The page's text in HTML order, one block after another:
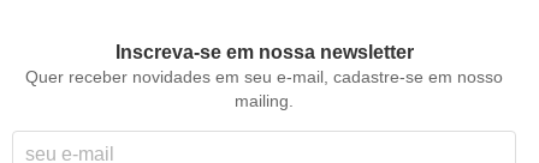
Inscreva-se em nossa newsletter
Quer receber novidades em seu e-mail, cadastre-se em nosso
mailing.